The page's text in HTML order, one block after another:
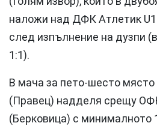
наложи над ДФК Атлетик
след изпълнение на дузпи
1:1).
В мача за пето-шесто
(Правец) надделя срещу
(Берковица) с минималното